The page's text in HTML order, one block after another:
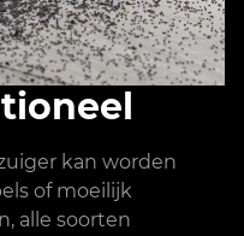
kan worden
of moeilijk
alle soorten